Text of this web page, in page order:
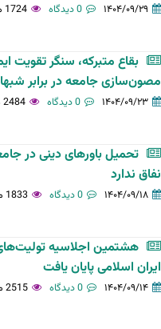
۱۴۰۴/۰۹/۲۹ 0 دیدگاه 1724 مشاهده
بقاع متبرکه، سنگر تقویت
مصون‌سازی جامعه در برابر
۱۴۰۴/۰۹/۲۳ 0 دیدگاه 2484 مشاهده
تحمیل باورهای دینی در
نفاق ندارد
۱۴۰۴/۰۹/۱۸ 0 دیدگاه 1833 مشاهده
هشتمین اجلاسیه
ایران اسلامی پایان یافت
۱۴۰۴/۰۹/۱۴ 0 دیدگاه 2515 مشاهده